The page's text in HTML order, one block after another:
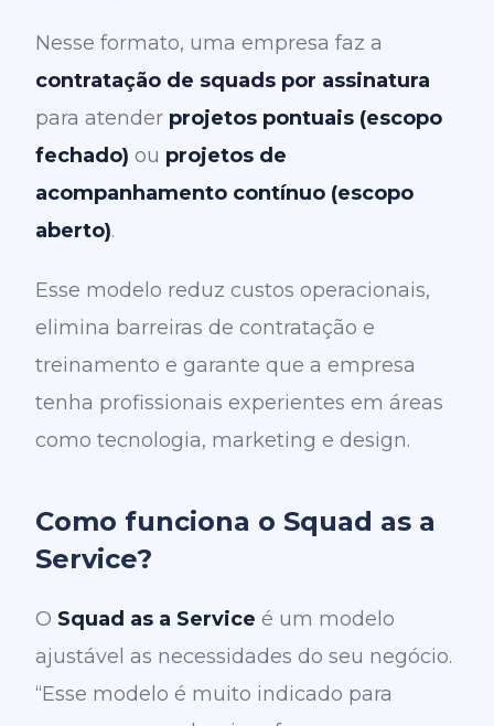
Nesse formato, uma empresa faz a
contratação de squads por assinatura
para atender projetos pontuais (escopo
fechado) ou projetos de
acompanhamento contínuo (escopo
aberto).
Esse modelo reduz custos operacionais,
elimina barreiras de contratação e
treinamento e garante que a empresa
tenha profissionais experientes em áreas
como tecnologia, marketing e design.
Como funciona o Squad as a
Service?
O Squad as a Service é um modelo
ajustável as necessidades do seu negócio.
“Esse modelo é muito indicado para